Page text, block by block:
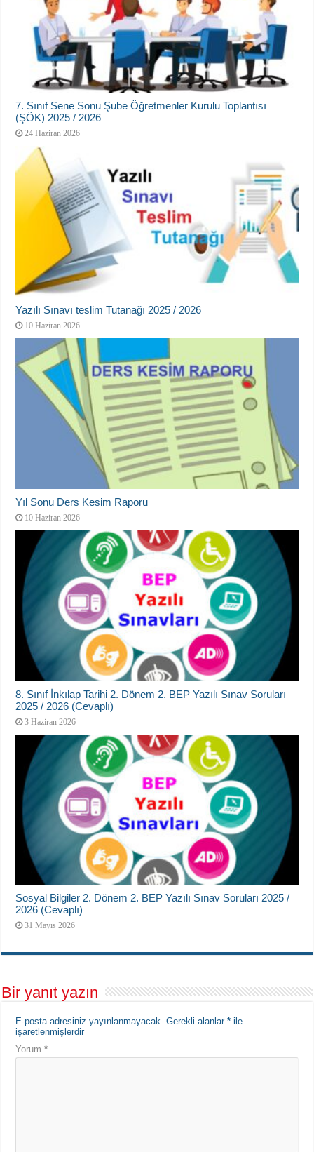
7. Sınıf Sene Sonu Şube Öğretmenler Kurulu Toplantısı
(ŞÖK) 2025 / 2026
24 Haziran 2026
Yazılı Sınavı teslim Tutanağı 2025 / 2026
10 Haziran 2026
Yıl Sonu Ders Kesim Raporu
10 Haziran 2026
8. Sınıf İnkılap Tarihi 2. Dönem 2. BEP Yazılı Sınav Soruları
2025 / 2026 (Cevaplı)
3 Haziran 2026
Sosyal Bilgiler 2. Dönem 2. BEP Yazılı Sınav Soruları 2025 /
2026 (Cevaplı)
31 Mayıs 2026
Bir yanıt yazın
E-posta adresiniz yayınlanmayacak. Gerekli alanlar* ile
işaretlenmişlerdir
Yorum*